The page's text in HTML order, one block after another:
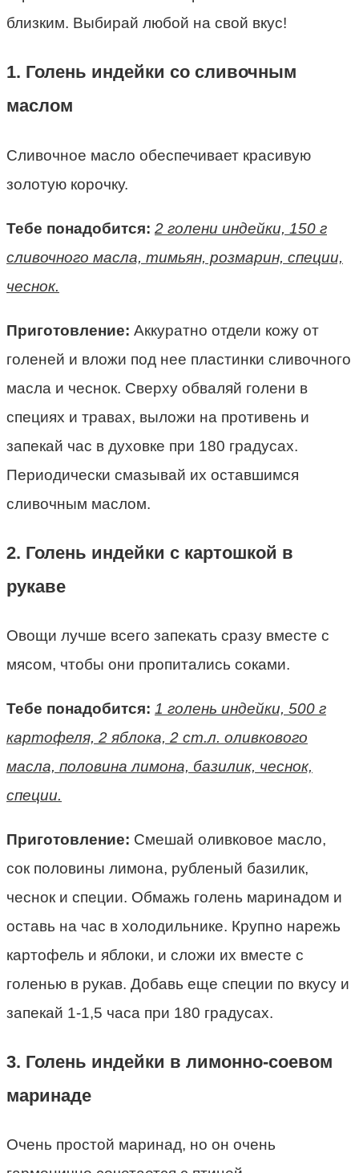
близким. Выбирай любой на свой вкус!
1. Голень индейки со сливочным
маслом
Сливочное масло обеспечивает красивую
золотую корочку.
Тебе понадобится: 2 голени индейки, 150 г
сливочного масла, тимьян, розмарин, специи,
чеснок.
Приготовление: Аккуратно отдели кожу от
голеней и вложи под нее пластинки сливочного
масла и чеснок. Сверху обваляй голени в
специях и травах, выложи на противень и
запекай час в духовке при 180 градусах.
Периодически смазывай их оставшимся
сливочным маслом.
2. Голень индейки с картошкой в
рукаве
Овощи лучше всего запекать сразу вместе с
мясом, чтобы они пропитались соками.
Тебе понадобится: 1 голень индейки, 500 г
картофеля, 2 яблока, 2 ст.л. оливкового
масла, половина лимона, базилик, чеснок,
специи.
Приготовление: Смешай оливковое масло,
сок половины лимона, рубленый базилик,
чеснок и специи. Обмажь голень маринадом и
оставь на час в холодильнике. Крупно нарежь
картофель и яблоки, и сложи их вместе с
голенью в рукав. Добавь еще специи по вкусу и
запекай 1-1,5 часа при 180 градусах.
3. Голень индейки в лимонно-соевом
маринаде
Очень простой маринад, но он очень